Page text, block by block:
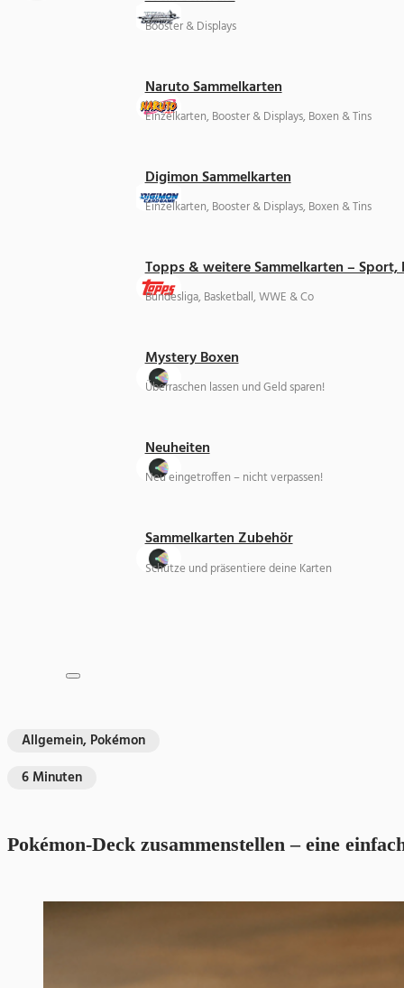
Booster & Displays
Naruto Sammelkarten
Einzelkarten, Booster & Displays, Boxen & Tins
Digimon Sammelkarten
Einzelkarten, Booster & Displays, Boxen & Tins
Topps & weitere Sammelkarten –
Bundesliga, Basketball, WWE & Co
Mystery Boxen
Überraschen lassen und Geld sparen!
Neuheiten
Neu eingetroffen – nicht verpassen!
Sammelkarten Zubehör
Schütze und präsentiere deine Karten
Pokémon-Deck zusammenstellen – eine
Allgemein, Pokémon
6 Minuten